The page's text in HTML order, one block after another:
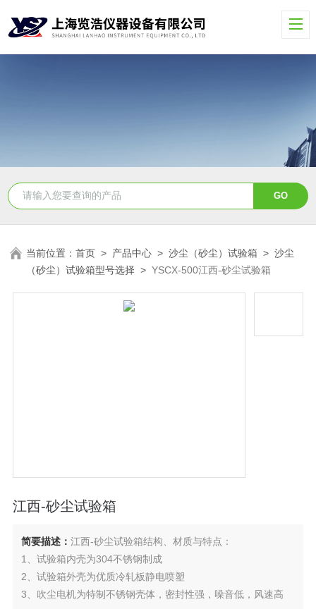
当前位置：首页 > 产品中心 >沙尘（砂尘）试验箱 >沙尘
（砂尘）试验箱型号选择 >YSCX-500江西-砂尘试验箱
江西-砂尘试验箱
简要描述： 江西-砂尘试验箱结构、材质与特点：
1、试验箱内壳为304不锈钢制成
2、试验箱外壳为优质冷轧板静电喷塑
3、吹尘电机为特制不锈钢壳体，密封性强，噪音低，风速高